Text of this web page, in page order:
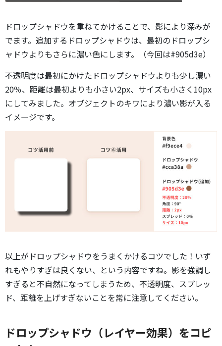
ドロップシャドウを重ねてかけることで、影により深みが
でます。追加するドロップシャドウは、最初のドロップシ
ャドウよりもさらに濃い色にします。（今回は#905d3e）
不透明度は最初にかけたドロップシャドウよりも少し濃い
20％、距離は最初よりも小さい2px、サイズも小さく10px
にしてみました。オブジェクトのキワにより濃い影が入る
イメージです。
以上がドロップシャドウをうまくかけるコツでした！いず
れもやりすぎは良くない、という内容ですね。影を強調し
すぎると不自然になってしまうため、不透明度、スプレッ
ド、距離を上げすぎないことを常に注意してください。
ドロップシャドウ（レイヤー効果）をコピ